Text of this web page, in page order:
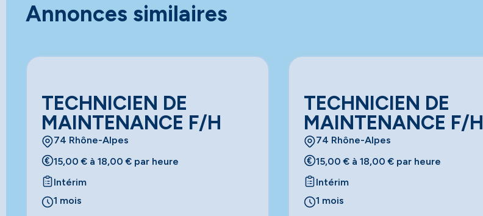
Annonces similaires
TECHNICIEN DE
MAINTENANCE F/H
74 Rhône-Alpes
15,00 € à 18,00 € par heure
Intérim
1 mois
TECHNICIEN DE
MAINTENANCE F/H
74 Rhône-Alpes
15,00 € à 18,00 € par heure
Intérim
1 mois